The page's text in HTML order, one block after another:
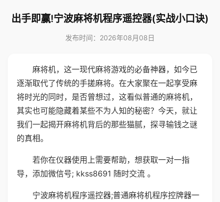
出手即赢!宁波麻将机程序遥控器(实战小口诀)
发布时间：2026年08月08日
麻将机，这一现代麻将游戏的必备神器，如今已
逐渐取代了传统的手搓麻将。在大家聚在一起享受麻
将时光的同时，是否曾想过，这看似普通的麻将机，
其实也可能隐藏着某些不为人知的秘密？今天，就让
我们一起揭开麻将机背后的那些猫腻，探寻输钱之谜
的真相。
若你在仪器使用上需要帮助，想获取一对一指
导，添加微信号; kkss8691 随时交流 。
宁波麻将机程序遥控器;普通麻将机程序控牌器一